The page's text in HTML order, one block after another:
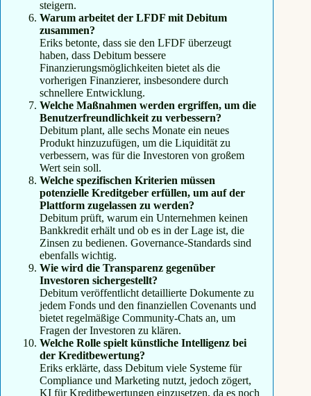
steigern.
Warum arbeitet der LFDF mit Debitum
zusammen?
Eriks betonte, dass sie den LFDF überzeugt
haben, dass Debitum bessere
Finanzierungsmöglichkeiten bietet als die
vorherigen Finanzierer, insbesondere durch
schnellere Entwicklung.
Welche Maßnahmen werden ergriffen, um die
Benutzerfreundlichkeit zu verbessern?
Debitum plant, alle sechs Monate ein neues
Produkt hinzuzufügen, um die Liquidität zu
verbessern, was für die Investoren von großem
Wert sein soll.
Welche spezifischen Kriterien müssen
potenzielle Kreditgeber erfüllen, um auf der
Plattform zugelassen zu werden?
Debitum prüft, warum ein Unternehmen keinen
Bankkredit erhält und ob es in der Lage ist, die
Zinsen zu bedienen. Governance-Standards sind
ebenfalls wichtig.
Wie wird die Transparenz gegenüber
Investoren sichergestellt?
Debitum veröffentlicht detaillierte Dokumente zu
jedem Fonds und den finanziellen Covenants und
bietet regelmäßige Community-Chats an, um
Fragen der Investoren zu klären.
Welche Rolle spielt künstliche Intelligenz bei
der Kreditbewertung?
Eriks erklärte, dass Debitum viele Systeme für
Compliance und Marketing nutzt, jedoch zögert,
KI für Kreditbewertungen einzusetzen, da es noch